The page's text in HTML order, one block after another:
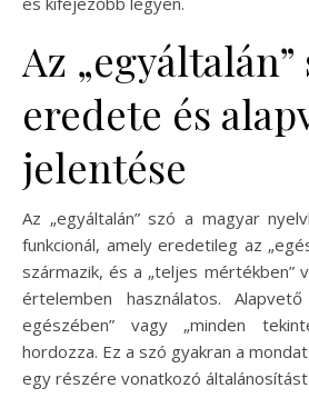
Az „egyáltalán”
eredete és
jelentése
Az „egyáltalán” szó a magyar
funkcionál, amely eredetileg az
származik, és a „teljes mértékben”
értelemben használatos.
egészében” vagy „minden
hordozza. Ez a szó gyakran a
egy részére vonatkozó